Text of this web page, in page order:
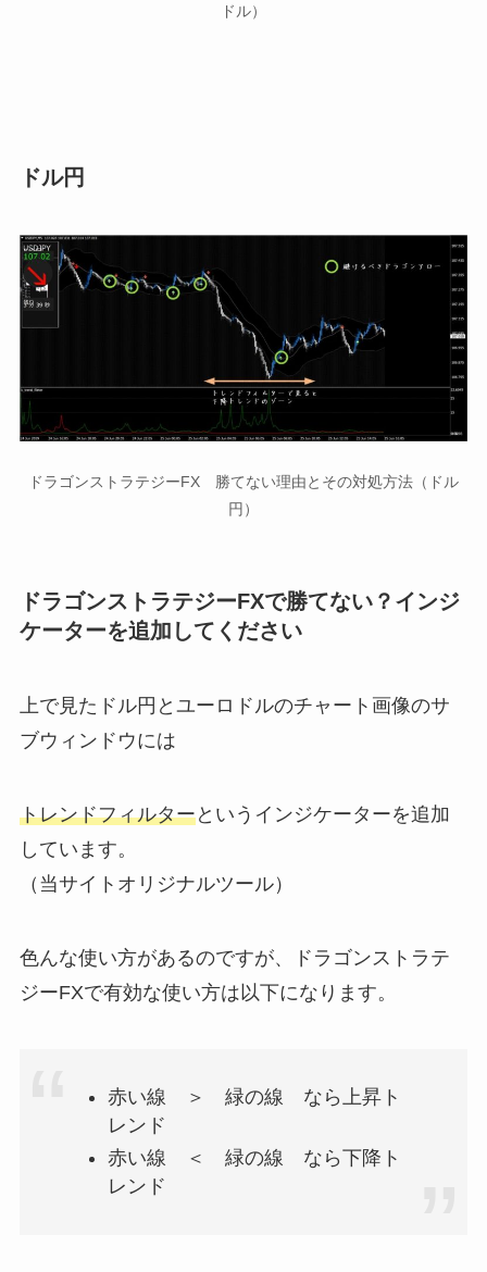
ドル）
ドル円
ドラゴンストラテジーFX 勝てない理由とその対処方法（ドル
円）
ドラゴンストラテジーFXで勝てない？インジ
ケーターを追加してください
上で見たドル円とユーロドルのチャート画像のサ
ブウィンドウには
トレンドフィルターというインジケーターを追加
しています。
（当サイトオリジナルツール）
色んな使い方があるのですが、ドラゴンストラテ
ジーFXで有効な使い方は以下になります。
赤い線 ＞ 緑の線 なら上昇ト
レンド
赤い線 ＜ 緑の線 なら下降ト
レンド